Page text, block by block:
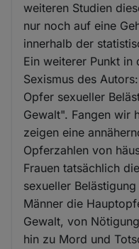
weiteren Studien
nur noch auf eine
innerhalb der
Ein weiterer Punkt
Sexismus des
Opfer sexueller
Gewalt". Fangen wir
zeigen eine
Opferzahlen von
Frauen tatsächlich
sexueller
Männer die
Gewalt, von
hin zu Mord und